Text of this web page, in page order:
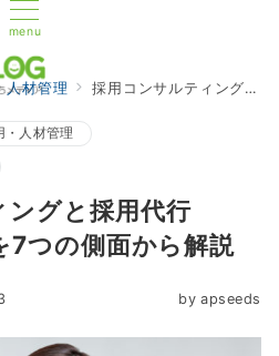
menu
人材管理 採用コンサルティングと採用代行（RPO）の違いを7つの側面から解説
・人材管理
グと採用代行
7つの側面から解説
by apseeds